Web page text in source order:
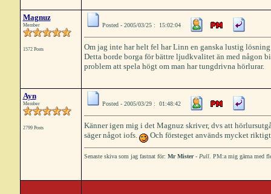
Magnuz
Member
1572 Posts
Posted - 2005/03/25 : 15:02:04
Om jag inte har helt fel har Linn en ganska lustig
Detta borde borga för bättre ljudkvalitet än med någon
problem att spela högt om man har tungdrivna hörlurar.
Ayn
Member
2799 Posts
Posted - 2005/03/29 : 01:48:42
Känner igen mig i det Magnuz skriver, dvs att
säger något iofs.
Och försteget används mycket
Senaste skiva som jag fastnat för: Mr Mister- Pull. PM:a mig gärna med